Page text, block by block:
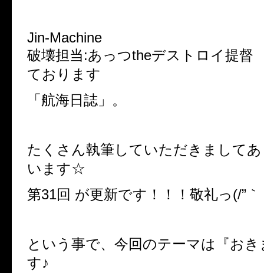
Jin-Machine
破壊担当:あっつtheデストロイ提
ております
「航海日誌」。
たくさん執筆していただきまして
います☆
第31回 が更新です！！！敬礼っ(/”
という事で、今回のテーマは『お
す♪